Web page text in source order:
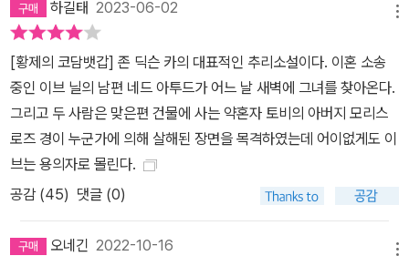
하길태 2023-06-02
[황제의 코담뱃갑] 존 딕슨 카의 대표적인 추리소설이다. 이혼 소송
중인 이브 닐의 남편 네드 아투드가 어느 날 새벽에 그녀를 찾아온다.
그리고 두 사람은 맞은편 건물에 사는 약혼자 토비의 아버지 모리스
로즈 경이 누군가에 의해 살해된 장면을 목격하였는데 어이없게도 이
브는 용의자로 몰린다.
공감 (45) 댓글 (0)
오네긴 2022-10-16